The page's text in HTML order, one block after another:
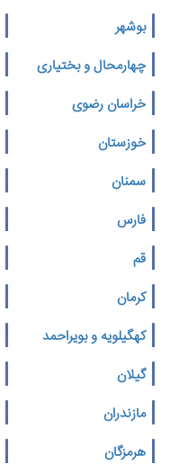
بوشهر
چهارمحال و بختیاری
خراسان رضوی
خوزستان
سمنان
فارس
قم
کرمان
کهگیلویه و بویراحمد
گیلان
مازندران
هرمزگان